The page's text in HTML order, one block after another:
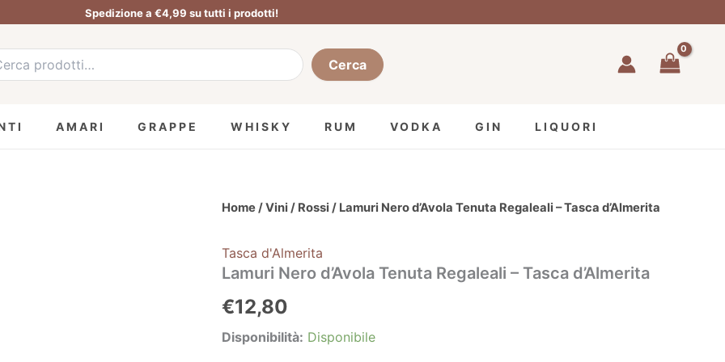
Spedizione a €4,99 su tutti i prodotti!
Cerca
AMARI GRAPPE WHISKY RUM VODKA GIN LIQUORI
Home/Vini / Rossi / Lamuri Nero d’Avola Tenuta Regaleali – Tasca d’Almerita
Tasca d'Almerita
Lamuri Nero d’Avola Tenuta Regaleali – Tasca d’Almerita
€12,80
Disponibilità: Disponibile
Lamuri
Tenuta
Regaleali
Tasca
d'Almerita
quantità